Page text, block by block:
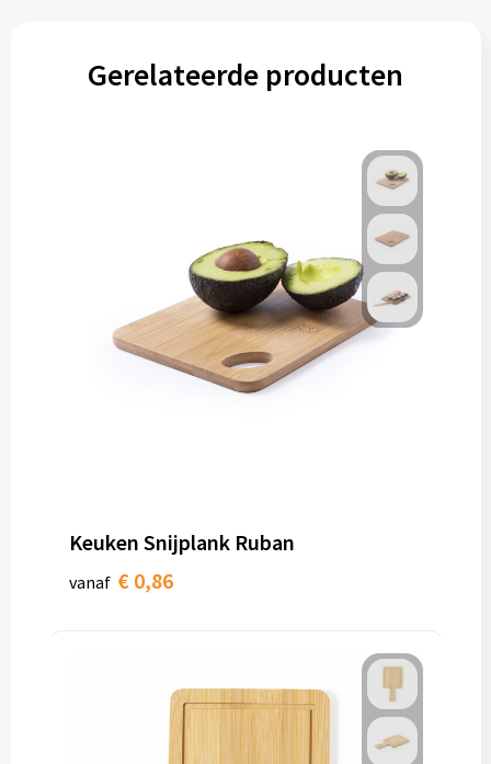
Gerelateerde producten
Keuken Snijplank Ruban
vanaf € 0,86